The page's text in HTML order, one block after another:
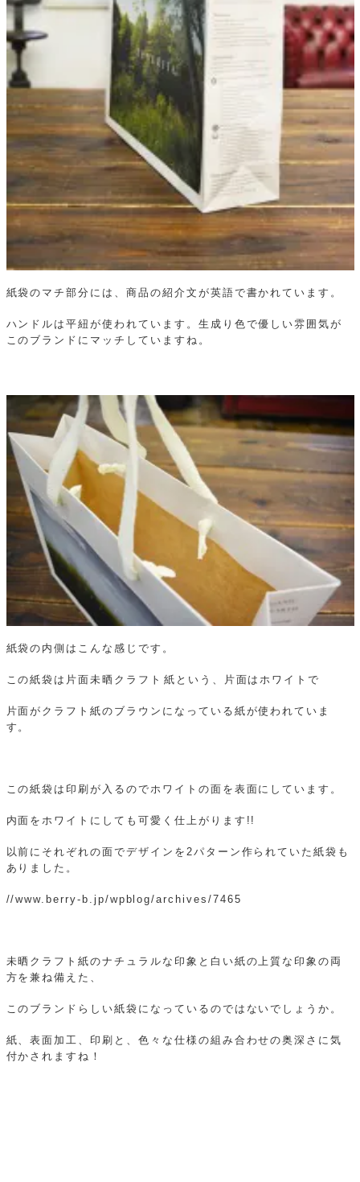
紙袋のマチ部分には、商品の紹介文が英語で書かれています。
ハンドルは平紐が使われています。生成り色で優しい雰囲気が
このブランドにマッチしていますね。
紙袋の内側はこんな感じです。
この紙袋は片面未晒クラフト紙という、片面はホワイトで
片面がクラフト紙のブラウンになっている紙が使われていま
す。
この紙袋は印刷が入るのでホワイトの面を表面にしています。
内面をホワイトにしても可愛く仕上がります!!
以前にそれぞれの面でデザインを2パターン作られていた紙袋も
ありました。
//www.berry-b.jp/wpblog/archives/7465
未晒クラフト紙のナチュラルな印象と白い紙の上質な印象の両
方を兼ね備えた、
このブランドらしい紙袋になっているのではないでしょうか。
紙、表面加工、印刷と、色々な仕様の組み合わせの奥深さに気
付かされますね！